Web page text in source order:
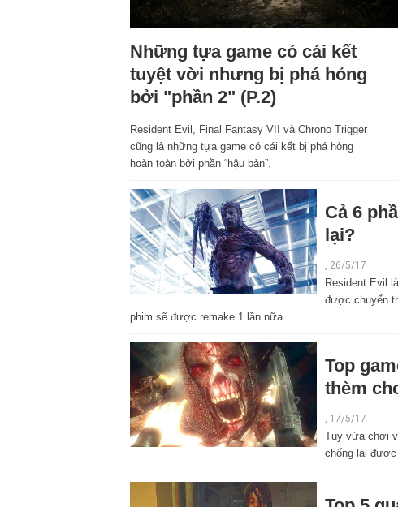
Những tựa game có cái kết
tuyệt vời nhưng bị phá hỏng
bởi "phần 2" (P.2)
Resident Evil, Final Fantasy VII và Chrono Trigger
cũng là những tựa game có cái kết bị phá hỏng
hoàn toàn bởi phần “hậu bản”.
Cả 6
lại?
, 26/5/17
Resident Evil
được chuyển
phim sẽ được remake 1 lần nữa.
Top
thèm
, 17/5/17
Tuy vừa chơi
chống lại